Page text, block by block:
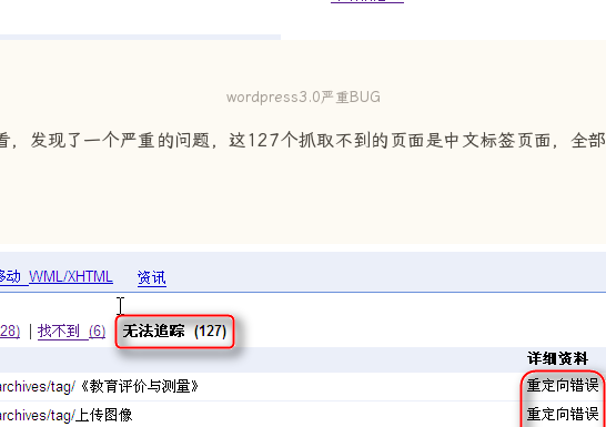
wordpress3.0严重BUG
现了一个严重的问题，这127个抓取不到的页面是中文标签页面，全部